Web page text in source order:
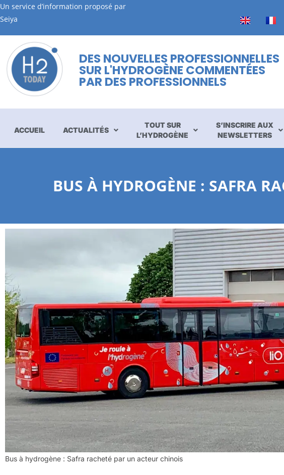
Un service d’information proposé par
Seiya
DES NOUVELLES PROFESSIONNELLES
SUR L'HYDROGÈNE COMMENTÉES
PAR DES PROFESSIONNELS
ACCUEIL ACTUALITÉS
TOUT SUR
L’HYDROGÈNE
S’INSCRIRE AUX
NEWSLETTERS
BUS À HYDROGÈNE : SAFRA
Bus à hydrogène : Safra racheté par un acteur chinois